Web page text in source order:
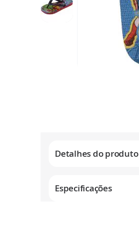
imagens
Detalhes do produto
Especificações